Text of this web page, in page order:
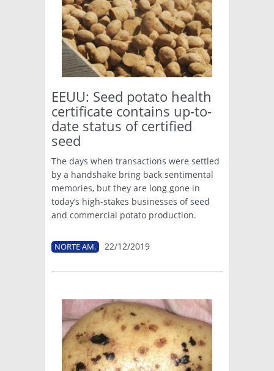
EEUU: Seed potato health
certificate contains up-to-
date status of certified
seed
The days when transactions were settled
by a handshake bring back sentimental
memories, but they are long gone in
today’s high-stakes businesses of seed
and commercial potato production.
NORTE AM. 22/12/2019